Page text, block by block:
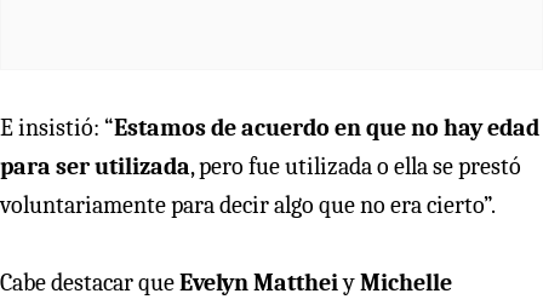
E insistió: “Estamos de acuerdo en que no hay edad
para ser utilizada, pero fue utilizada o ella se prestó
voluntariamente para decir algo que no era cierto”.
Cabe destacar queEvelyn MattheiyMichelle